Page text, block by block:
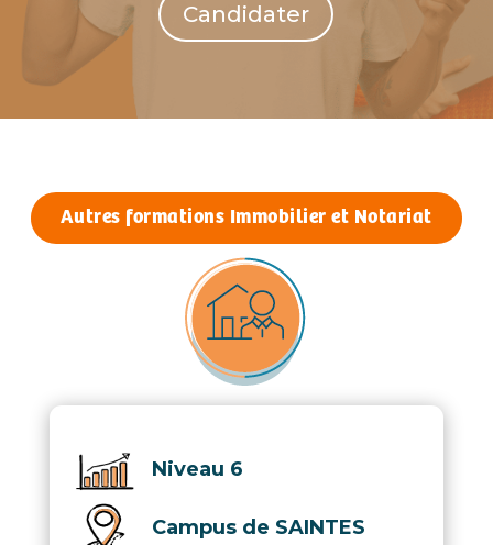
Candidater
Autres formations Immobilier et Notariat
Niveau 6
Campus de SAINTES